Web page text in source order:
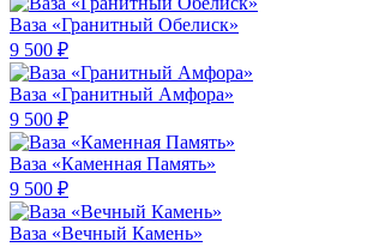
Ваза «Гранитный Обелиск»
9 500 ₽
Ваза «Гранитный Амфора»
9 500 ₽
Ваза «Каменная Память»
9 500 ₽
Ваза «Вечный Камень»